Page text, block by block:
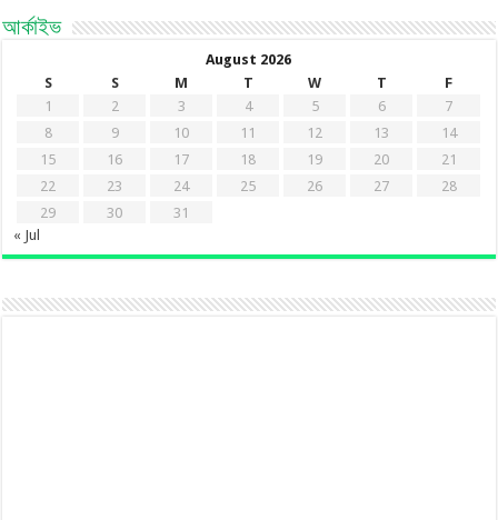
আর্কাইভ
August 2026
S
S M T W T
F
1
2 3 4 5 6
7
8
9 10 11 12 13
14
15
16 17 18 19 20
21
22
23 24 25 26 27
28
29
30
31
« Jul